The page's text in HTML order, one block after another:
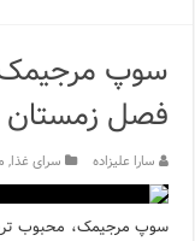
سوپ
فصل زمستان
سارا علیزاده سرای غذا,
سوپ مرجیمک، محبوب